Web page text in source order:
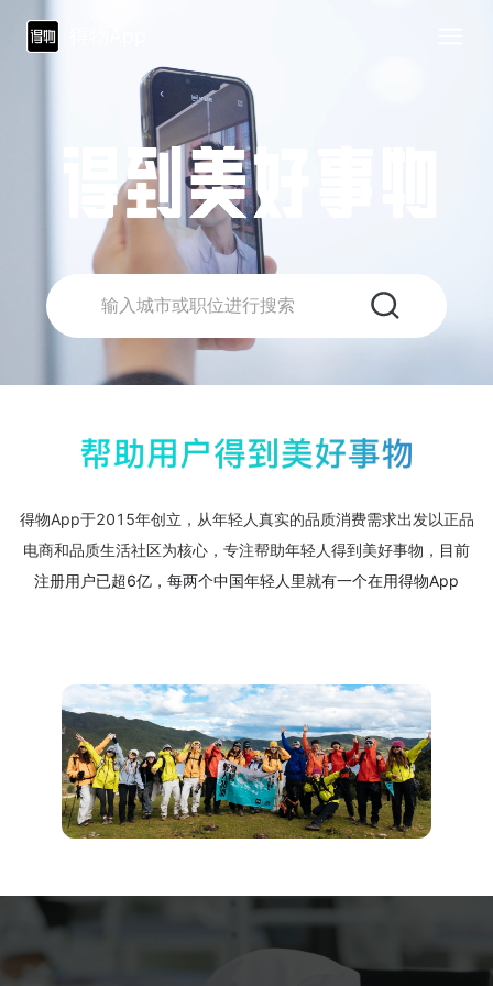
得物App于2015年创立，从年轻人真实的品质消费需求出发以正品
电商和品质生活社区为核心，专注帮助年轻人得到美好事物， 目前
注册用户已超6亿，每两个中国年轻人里就有一个在用得物App